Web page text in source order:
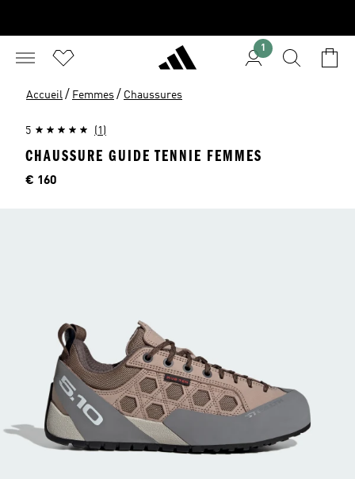
1
Accueil / Femmes / Chaussures
5 (1)
CHAUSSURE GUIDE TENNIE FEMMES
Price
€ 160